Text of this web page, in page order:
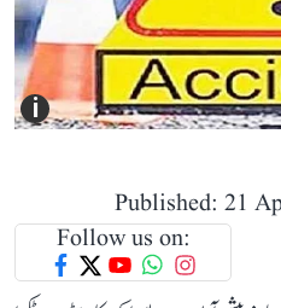
i
Published: 21
Follow us on: